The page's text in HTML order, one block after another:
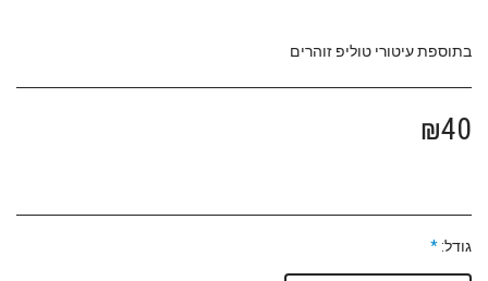
בתוספת עיטורי טוליפ זוהרים
₪40
גודל: *